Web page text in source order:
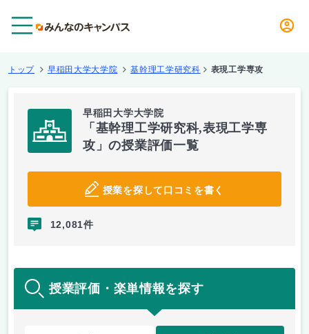
トップ 早稲田大学大学院 基幹理工学研究科 表現工学専攻
早稲田大学大学院
「基幹理工学研究科,表現工学専
攻」の授業評価一覧
授業を探して口コミを書く
12,081件
授業評価・楽単情報を探す